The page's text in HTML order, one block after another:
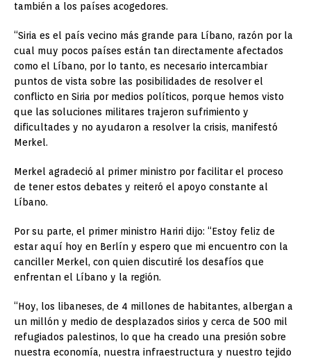
también a los países acogedores.
“Siria es el país vecino más grande para Líbano, razón por la
cual muy pocos países están tan directamente afectados
como el Líbano, por lo tanto, es necesario intercambiar
puntos de vista sobre las posibilidades de resolver el
conflicto en Siria por medios políticos, porque hemos visto
que las soluciones militares trajeron sufrimiento y
dificultades y no ayudaron a resolver la crisis, manifestó
Merkel.
Merkel agradeció al primer ministro por facilitar el proceso
de tener estos debates y reiteró el apoyo constante al
Líbano.
Por su parte, el primer ministro Hariri dijo: “Estoy feliz de
estar aquí hoy en Berlín y espero que mi encuentro con la
canciller Merkel, con quien discutiré los desafíos que
enfrentan el Líbano y la región.
“Hoy, los libaneses, de 4 millones de habitantes, albergan a
un millón y medio de desplazados sirios y cerca de 500 mil
refugiados palestinos, lo que ha creado una presión sobre
nuestra economía, nuestra infraestructura y nuestro tejido